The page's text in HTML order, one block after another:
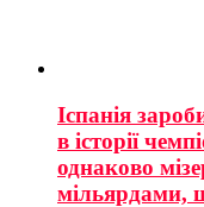
Іспанія
в історії
однаково
мільярдами,